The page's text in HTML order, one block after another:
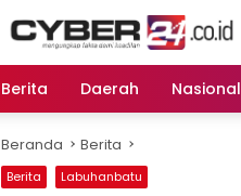
Berita Daerah Nasional
Beranda Berita
Berita Labuhanbatu